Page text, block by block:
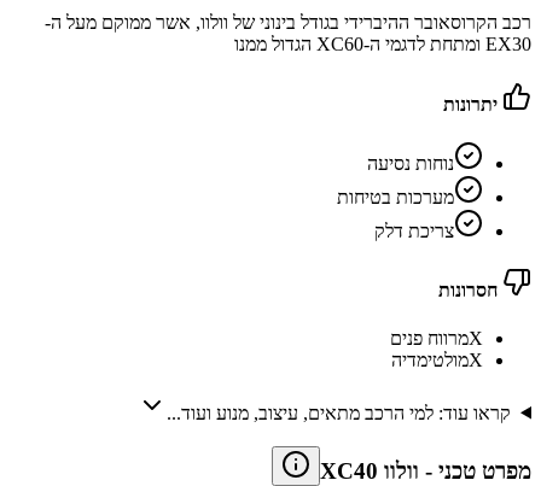
רכב הקרוסאובר ההיברידי בגודל בינוני של וולוו, אשר ממוקם מעל ה-
EX30 ומתחת לדגמי ה-XC60 הגדול ממנו
יתרונות
נוחות נסיעה
מערכות בטיחות
צריכת דלק
חסרונות
Xמרווח פנים
Xמולטימדיה
קראו עוד: למי הרכב מתאים, עיצוב, מנוע ועוד...
מפרט טכני - וולוו XC40